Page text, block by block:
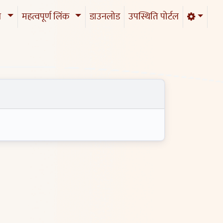
महत्वपूर्ण लिंक डाउनलोड उपस्थिति पोर्टल